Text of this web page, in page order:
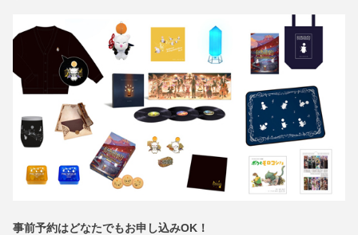
事前予約はどなたでもお申し込みOK！